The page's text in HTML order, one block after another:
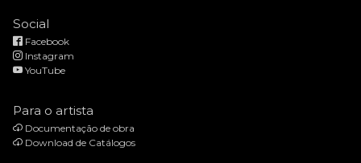
Social
Facebook
Instagram
YouTube
Para o artista
Documentação de obra
Download de Catálogos